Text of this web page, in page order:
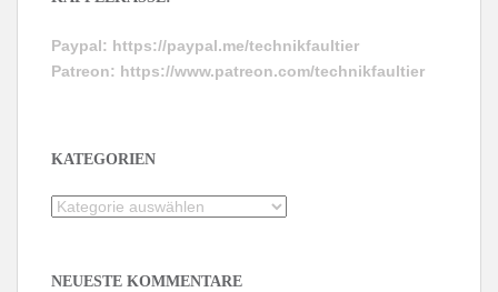
Paypal: https://paypal.me/technikfaultier
Patreon: https://www.patreon.com/technikfaultier
KATEGORIEN
Kategorien
NEUESTE KOMMENTARE